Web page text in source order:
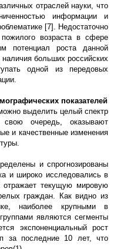
отраслей науки, что
информации и
[7]. Недостаточно
возраста в сфере
потенциал роста данной
больших российских
одной из передовых
показателей
выделить целый спектр
очередь, оказывают
и качественные изменения
и спрогнозированы
и широко исследовались в
отражает текущую мировую
граждан. Как видно из
наиболее крупными в
являются сегменты
экспоненциальный рост
за последние 10 лет, что